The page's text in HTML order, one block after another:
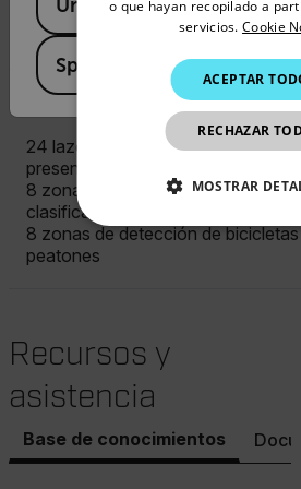
premium (datos individuales) -
opcional
Zonas de detección
24 lazos virtuales para detección
presencia
8 zonas de datos de tráfico para
clasificación y recuento
8 zonas de detección de
peatones
Recursos y
asistencia
Base de conocimientos
United States
Spain
o que hayan recopilado a
servicios. Cookie
ACEPTAR
RECHAZAR
MOSTRAR
COOKIES
NECESARIAS
COOKIES DE